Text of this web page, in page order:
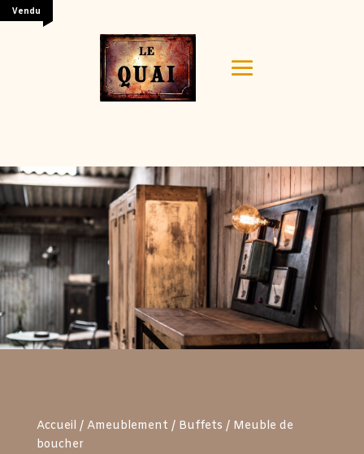
Vendu
Your content goes here. Edit or remove this text inline
or in the module Content settings. You can also style
every aspect of this content in the module Design
settings and even apply custom CSS to this text in the
module Advanced settings.
Accueil / Ameublement / Buffets / Meuble de
boucher